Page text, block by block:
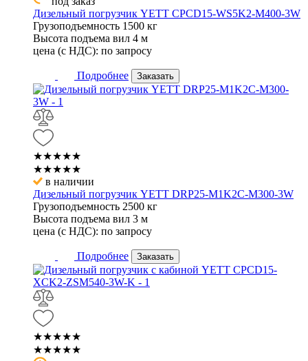
Дизельный погрузчик YETT CPCD15-WS5K2-M400-3W
Грузоподъемность 1500 кг
Высота подъема вил 4 м
цена (с НДС): по запросу
Подробнее Заказать
★★★★★
★★★★★
в наличии
Дизельный погрузчик YETT DRP25-M1K2C-M300-3W
Грузоподъемность 2500 кг
Высота подъема вил 3 м
цена (с НДС): по запросу
Подробнее Заказать
★★★★★
★★★★★